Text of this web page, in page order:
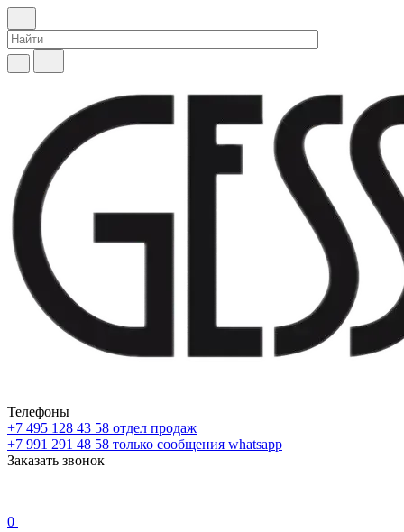
Телефоны
+7 495 128 43 58 отдел продаж
+7 991 291 48 58 только сообщения whatsapp
Заказать звонок
0